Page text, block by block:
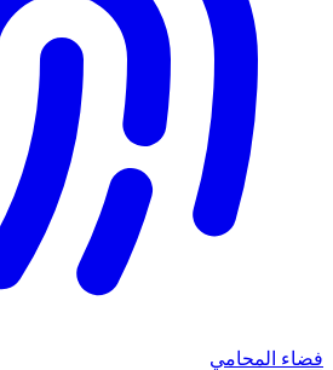
فضاء المحامي